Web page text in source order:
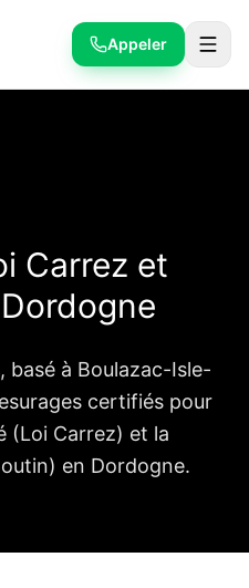
Appeler
Carrez et
basé à Boulazac-Isle-
certifiés pour
(Loi Carrez) et la
en Dordogne.